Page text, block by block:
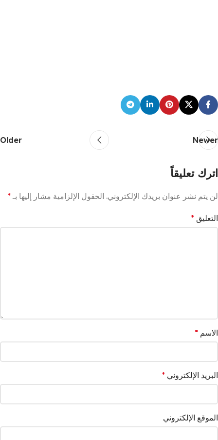
Newer
Older
اترك تعليقاً
لن يتم نشر عنوان بريدك الإلكتروني. الحقول الإلزامية مشار إليها بـ *
التعليق *
الاسم *
البريد الإلكتروني *
الموقع الإلكتروني